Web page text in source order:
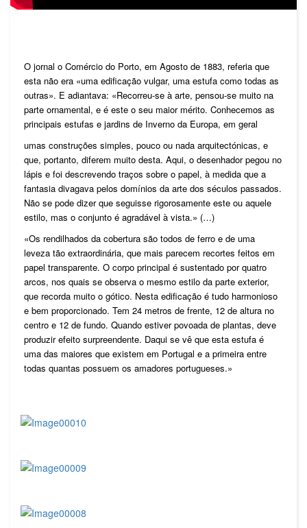
O jornal o Comércio do Porto, em Agosto de 1883, referia que
esta não era «uma edificação vulgar, uma estufa como todas as
outras». E adiantava: «Recorreu-se à arte, pensou-se muito na
parte ornamental, e é este o seu maior mérito. Conhecemos as
principais estufas e jardins de Inverno da Europa, em geral
umas construções simples, pouco ou nada arquitectónicas, e
que, portanto, diferem muito desta. Aqui, o desenhador pegou no
lápis e foi descrevendo traços sobre o papel, à medida que a
fantasia divagava pelos domínios da arte dos séculos passados.
Não se pode dizer que seguisse rigorosamente este ou aquele
estilo, mas o conjunto é agradável à vista.» (…)
«Os rendilhados da cobertura são todos de ferro e de uma
leveza tão extraordinária, que mais parecem recortes feitos em
papel transparente. O corpo principal é sustentado por quatro
arcos, nos quais se observa o mesmo estilo da parte exterior,
que recorda muito o gótico. Nesta edificação é tudo harmonioso
e bem proporcionado. Tem 24 metros de frente, 12 de altura no
centro e 12 de fundo. Quando estiver povoada de plantas, deve
produzir efeito surpreendente. Daqui se vê que esta estufa é
uma das maiores que existem em Portugal e a primeira entre
todas quantas possuem os amadores portugueses.»